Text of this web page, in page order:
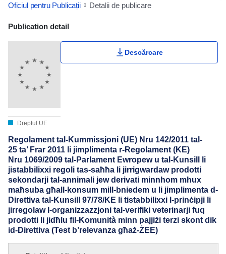
Oficiul pentru Publicații Detalii de publicare
Publication Detail Actions Portlet
Publication detail
Dreptul UE
Descărcare
Regolament tal-Kummissjoni (UE) Nru 142/2011 tal-
25 ta’ Frar 2011 li jimplimenta r-Regolament (KE)
Nru 1069/2009 tal-Parlament Ewropew u tal-Kunsill li
jistabbilixxi regoli tas-saħħa li jirrigwardaw prodotti
sekondarji tal-annimali jew derivati minnhom mhux
maħsuba għall-konsum mill-bniedem u li jimplimenta d-
Direttiva tal-Kunsill 97/78/KE li tistabbilixxi l-prinċipji li
jirregolaw l-organizzazzjoni tal-verifiki veterinarji fuq
prodotti li jidħlu fil-Komunità minn pajjiżi terzi skont dik
id-Direttiva (Test b’relevanza għaż-ŻEE)